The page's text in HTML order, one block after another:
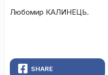
Любомир КАЛИНЕЦЬ.
SHARE